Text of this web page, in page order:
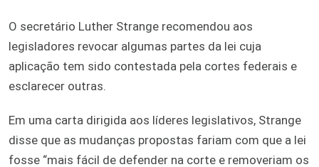
O secretário Luther Strange recomendou aos
legisladores revocar algumas partes da lei cuja
aplicação tem sido contestada pela cortes federais e
esclarecer outras.
Em uma carta dirigida aos líderes legislativos, Strange
disse que as mudanças propostas fariam com que a lei
fosse “mais fácil de defender na corte e removeriam os